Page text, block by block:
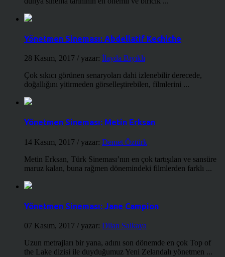
Yönetmen Sineması: Abdellatif Kechiche
28 Kasım, 2017 / yazar: İlayda Bıyıklı
Çok sıkıcı görünen senaryoları dahi izlenebilir derecede,
doğallığını yitirmeden görselleştirebilen, filmlerini ...
Yönetmen Sineması: Metin Erksan
14 Kasım, 2017 / yazar: Demet Öztürk
Metin Erksan, Türk Sineması’nın en çok tartışılan ve sansüre
maruz kalan, buna rağmen dönemindeki filmlerden farklı ...
Yönetmen Sineması: Jane Campion
07 Kasım, 2017 / yazar: Dilan Salkaya
Uzun metrajları bir yana, adını son dönemde en çok Top of
the Lake dizisi ile duyduğumuz Yeni Zelandalı yönetmen ...